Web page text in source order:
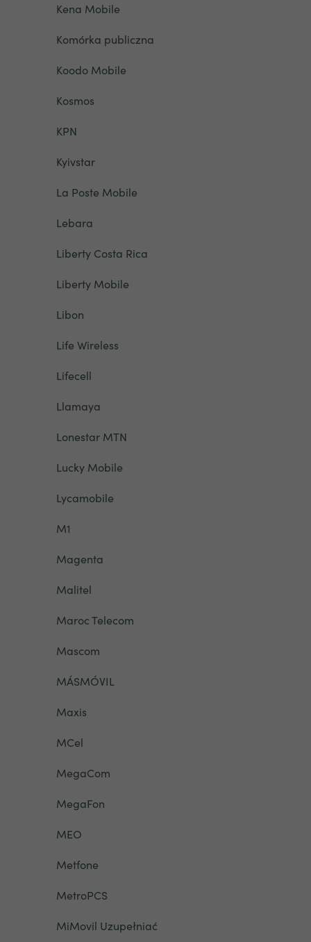
Kena Mobile
Komórka publiczna
Koodo Mobile
Kosmos
KPN
Kyivstar
La Poste Mobile
Lebara
Liberty Costa Rica
Liberty Mobile
Libon
Life Wireless
Lifecell
Llamaya
Lonestar MTN
Lucky Mobile
Lycamobile
M1
Magenta
Malitel
Maroc Telecom
Mascom
MÁSMÓVIL
Maxis
MCel
MegaCom
MegaFon
MEO
Metfone
MetroPCS
MiMovil Uzupełniać